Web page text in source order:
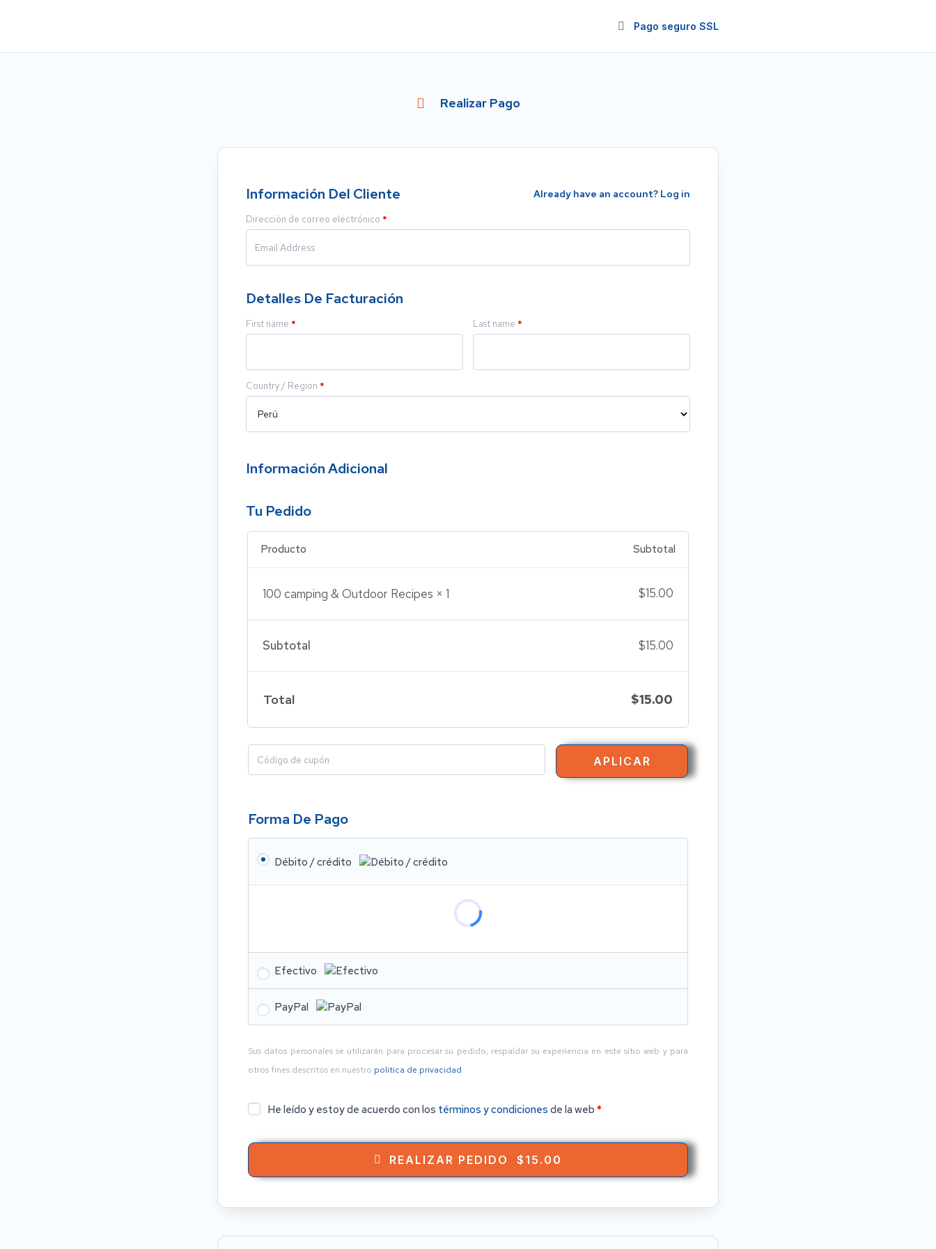
Pago seguro SSL
Realizar Pago
Información Del Cliente Already have an account? Log in
Dirección de correo electrónico *
Detalles De Facturación
First name * Last name *
Country / Region *
Información Adicional
Tu Pedido
Producto Subtotal
100 camping & Outdoor Recipes × 1 $15.00
Subtotal $15.00
Total $15.00
APLICAR
Forma De Pago
Débito / crédito
Efectivo
PayPal
Sus datos personales se utilizarán para procesar su pedido, respaldar su experiencia en este sitio web y para
otros fines descritos en nuestro política de privacidad.
He leído y estoy de acuerdo con los términos y condiciones de la web *
REALIZAR PEDIDO $15.00